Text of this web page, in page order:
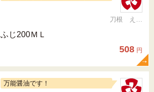
刀根 えつこ
ふじ200ＭＬ
508 円
万能醤油です！